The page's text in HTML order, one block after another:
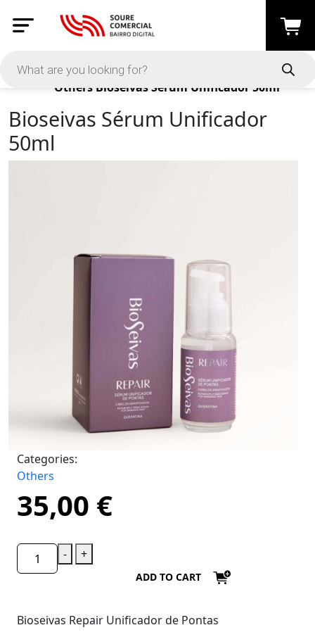
Products
Others Bioseivas Sérum Unificador 50ml
Bioseivas Sérum Unificador
50ml
Categories:
Others
35,00 €
- +
ADD TO CART
Bioseivas Repair Unificador de Pontas